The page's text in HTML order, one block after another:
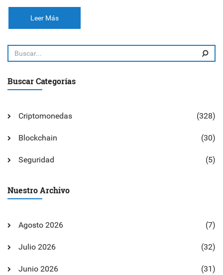
Leer Más
Buscar Categorías
Criptomonedas (328)
Blockchain (30)
Seguridad (5)
Nuestro Archivo
Agosto 2026 (7)
Julio 2026 (32)
Junio 2026 (31)